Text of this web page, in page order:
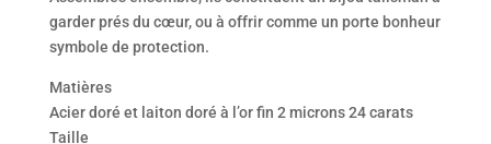
garder prés du cœur, ou à offrir comme un porte bonheur
symbole de protection.
Matières
Acier doré et laiton doré à l’or fin 2 microns 24 carats
Taille